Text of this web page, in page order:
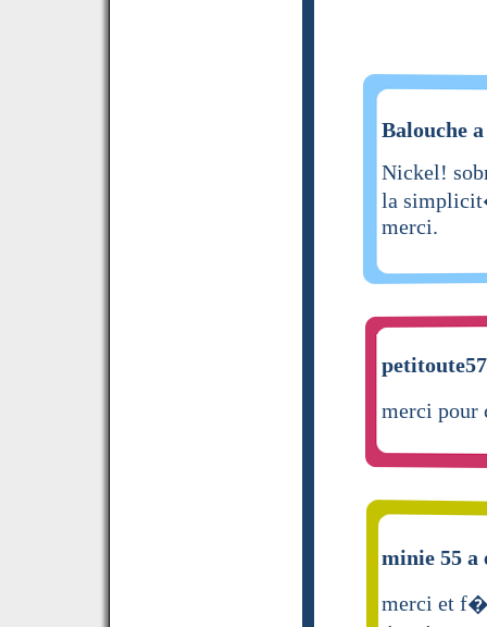
Balouche
Nickel!
la
merci.
merci
minie 55
merci et